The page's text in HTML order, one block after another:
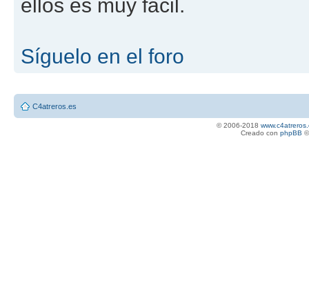
ellos es muy fácil.
Síguelo en el foro
C4atreros.es
© 2006-2018
Creado con phpBB